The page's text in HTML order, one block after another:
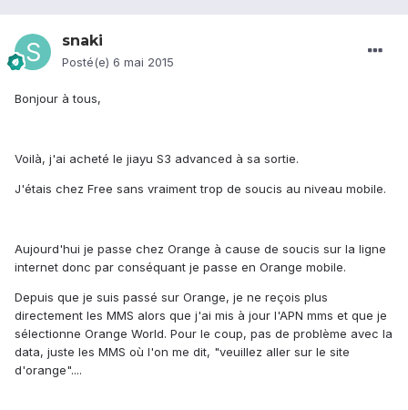
snaki
Posté(e) 6 mai 2015
Bonjour à tous,
Voilà, j'ai acheté le jiayu S3 advanced à sa sortie.
J'étais chez Free sans vraiment trop de soucis au niveau mobile.
Aujourd'hui je passe chez Orange à cause de soucis sur la ligne
internet donc par conséquant je passe en Orange mobile.
Depuis que je suis passé sur Orange, je ne reçois plus
directement les MMS alors que j'ai mis à jour l'APN mms et que je
sélectionne Orange World. Pour le coup, pas de problème avec la
data, juste les MMS où l'on me dit, "veuillez aller sur le site
d'orange"....